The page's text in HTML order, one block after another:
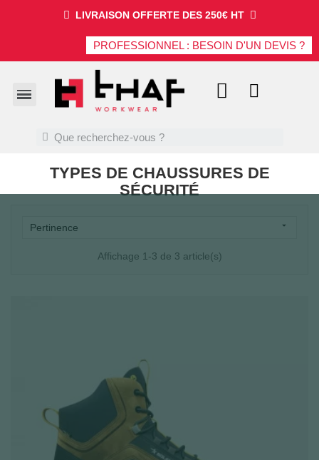
LIVRAISON OFFERTE DES 250€ HT
PROFESSIONNEL : BESOIN D'UN DEVIS ?
TYPES DE CHAUSSURES DE
SÉCURITÉ
Pertinence 
Affichage 1-3 de 3 article(s)